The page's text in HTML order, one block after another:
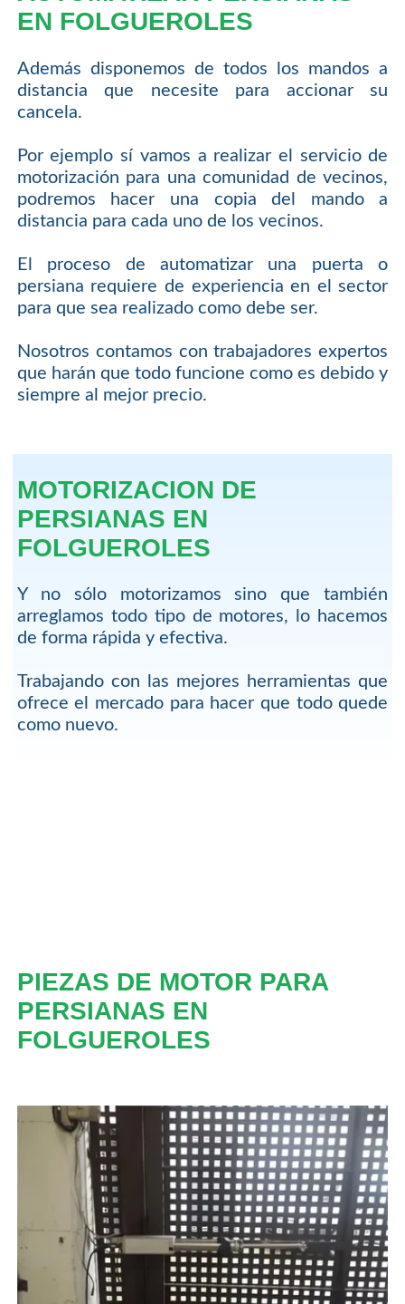
EN FOLGUEROLES
Además disponemos de todos los mandos a
distancia que necesite para accionar su
cancela.
Por ejemplo sí vamos a realizar el servicio de
motorización para una comunidad de vecinos,
podremos hacer una copia del mando a
distancia para cada uno de los vecinos.
El proceso de automatizar una puerta o
persiana requiere de experiencia en el sector
para que sea realizado como debe ser.
Nosotros contamos con trabajadores expertos
que harán que todo funcione como es debido y
siempre al mejor precio.
MOTORIZACION DE
PERSIANAS EN
FOLGUEROLES
Y no sólo motorizamos sino que también
arreglamos todo tipo de motores, lo hacemos
de forma rápida y efectiva.
Trabajando con las mejores herramientas que
ofrece el mercado para hacer que todo quede
como nuevo.
PIEZAS DE MOTOR PARA
PERSIANAS EN
FOLGUEROLES